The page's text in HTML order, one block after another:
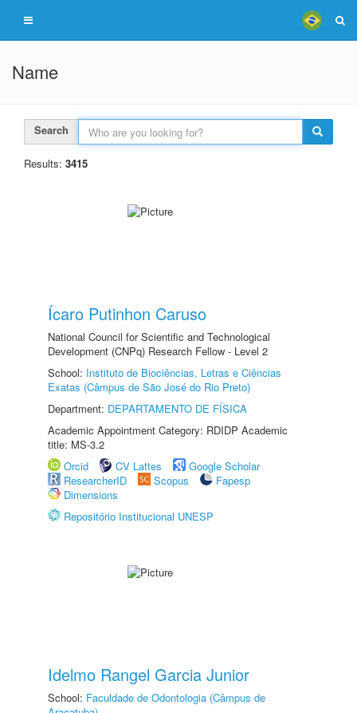
Name
Search
Results: 3415
Ícaro Putinhon Caruso
National Council for Scientific and Technological
Development (CNPq) Research Fellow - Level 2
School: Instituto de Biociências, Letras e Ciências
Exatas (Câmpus de São José do Rio Preto)
Department: DEPARTAMENTO DE FÍSICA
Academic Appointment Category: RDIDP Academic
title: MS-3.2
Orcid
CV Lattes
Google Scholar
ResearcherID
Scopus
Fapesp
Dimensions
Repositório Institucional UNESP
Idelmo Rangel Garcia Junior
School: Faculdade de Odontologia (Câmpus de